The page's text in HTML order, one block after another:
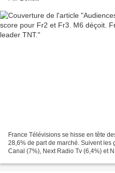
France Télévisions se hisse en tête
28,6% de part de marché. Suivent les
Canal (7%), Next Radio Tv (6,4%) et